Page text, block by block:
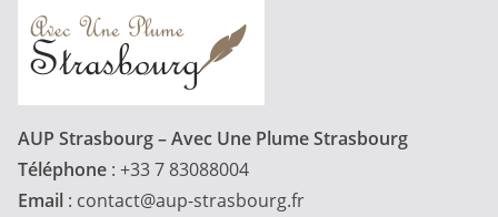
AUP Strasbourg – Avec Une Plume Strasbourg
Téléphone : +33 7 83088004
Email : contact@aup-strasbourg.fr